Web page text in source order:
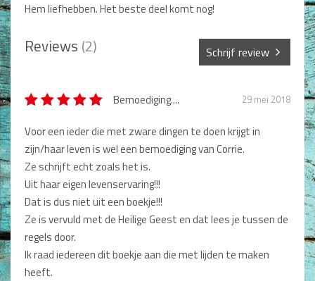
Alphacursus
Vervolgde kerk
Kerk en Israël
Gemeenteleven en Leiderschap
Pastoraat
Romans en Verhalen
Fictie
Non-Fictie
Alle producten
Hem liefhebben. Het beste deel komt nog!
Reviews (2) Schrijf review
Sterren *
Naam *
Titel review*
Beschrijving *
Bemoediging.... 29 mei 2018
Voor een ieder die met zware dingen te doen krijgt in
zijn/haar leven is wel een bemoediging van Corrie.
Ze schrijft echt zoals het is.
Uit haar eigen levenservaring!!!
Dat is dus niet uit een boekje!!!
Ze is vervuld met de Heilige Geest en dat lees je tussen de
regels door.
Ik raad iedereen dit boekje aan die met lijden te maken
heeft.